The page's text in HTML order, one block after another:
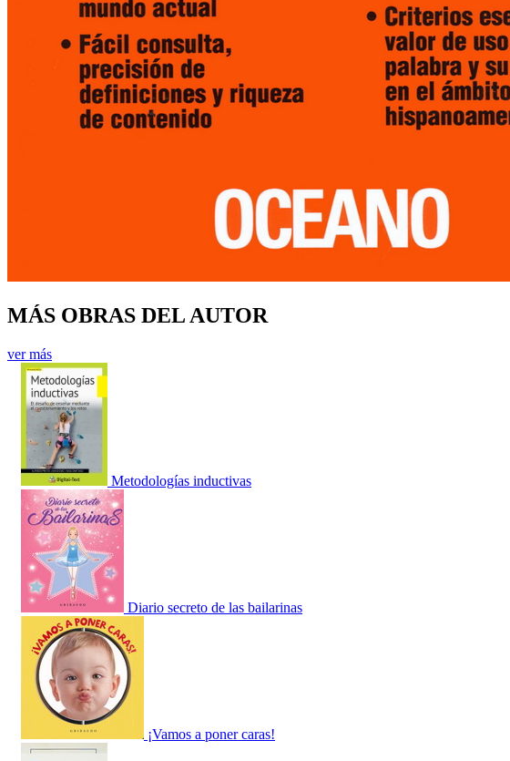
MÁS OBRAS DEL AUTOR
ver más
Metodologías inductivas
Diario secreto de las bailarinas
¡Vamos a poner caras!